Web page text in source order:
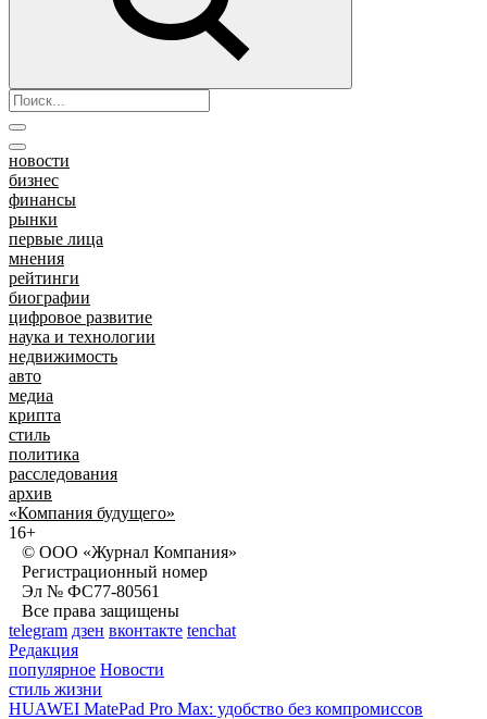
новости
бизнес
финансы
рынки
первые лица
мнения
рейтинги
биографии
цифровое развитие
наука и технологии
недвижимость
авто
медиа
крипта
стиль
политика
расследования
архив
«Компания будущего»
16+
© ООО «Журнал Компания»
Регистрационный номер
Эл № ФС77-80561
Все права защищены
telegram дзен вконтакте tenchat
Редакция
популярное Новости
стиль жизни
HUAWEI MatePad Pro Max: удобство без компромиссов